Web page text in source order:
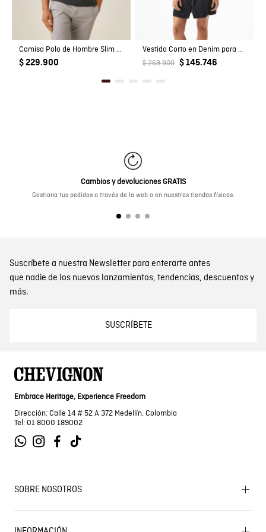
Camisa Polo de Hombre Slim Fit Manga Corta con Pato Bordado en Relieve Tela Rib en 100% Algodón
$ 229.900
Vestido Corto en Denim para Mujer
$ 269.900 $ 145.746
Cambios y devoluciones GRATIS
Gestiona tus pedidos a través de la web o en nuestras tiendas físicas.
Suscríbete a nuestra Newsletter para enterarte antes
que nadie de los nuevos lanzamientos, tendencias, descuentos y
más.
SUSCRÍBETE
Embrace Heritage, Experience Freedom
Dirección: Calle 14 # 52 A 372 Medellín, Colombia
Tel: 01 8000 189002
SOBRE NOSOTROS
Encuentra tu tienda